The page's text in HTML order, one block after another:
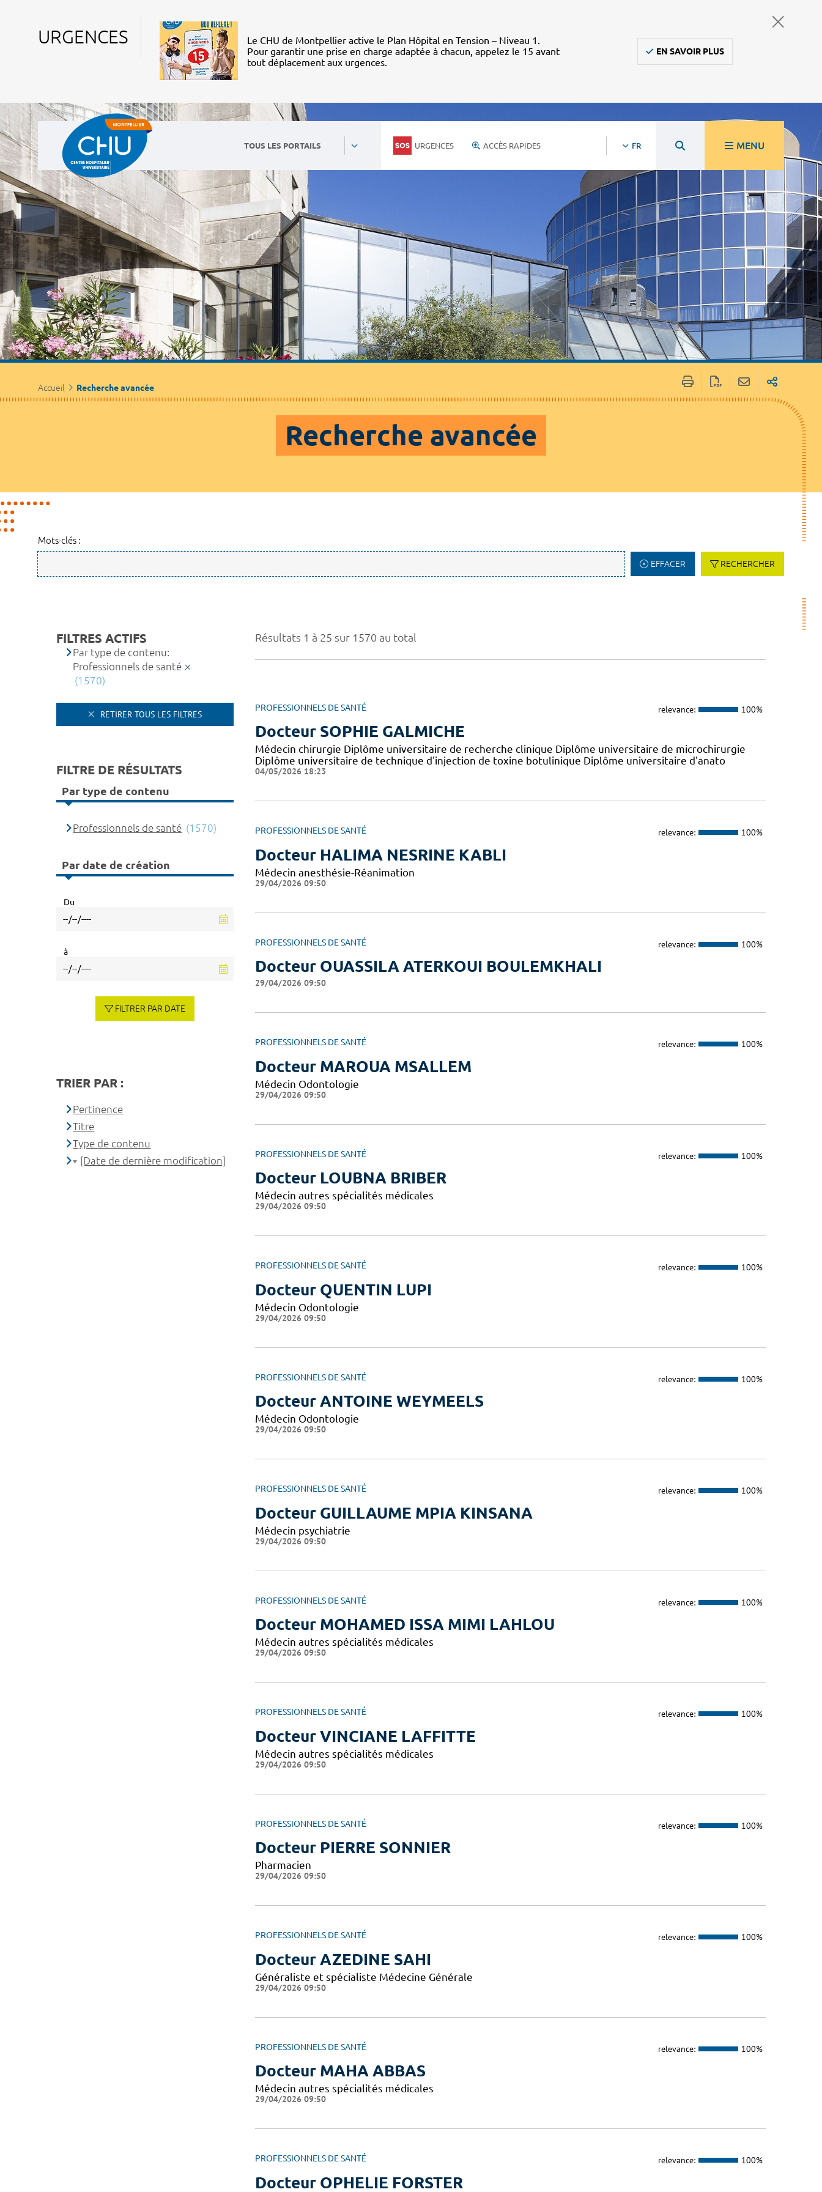
URGENCES
Le CHU de Montpellier active le Plan Hôpital en Tension – Niveau 1.
Pour garantir une prise en charge adaptée à chacun, appelez le 15 avant
tout déplacement aux urgences.
EN SAVOIR PLUS
TOUS LES PORTAILS URGENCES ACCÈS RAPIDES FR MENU
Accueil Recherche avancée
Recherche avancée
Mots-clés :
EFFACER RECHERCHER
Résultats 1 à 25 sur 1570 au total
PROFESSIONNELS DE SANTÉ relevance: 100%
Docteur SOPHIE GALMICHE
Médecin chirurgie Diplôme universitaire de recherche clinique Diplôme universitaire de microchirurgie
Diplôme universitaire de technique d'injection de toxine botulinique Diplôme universitaire d'anato
04/05/2026 18:23
PROFESSIONNELS DE SANTÉ relevance: 100%
Docteur HALIMA NESRINE KABLI
Médecin anesthésie-Réanimation
29/04/2026 09:50
PROFESSIONNELS DE SANTÉ relevance: 100%
Docteur OUASSILA ATERKOUI BOULEMKHALI
29/04/2026 09:50
PROFESSIONNELS DE SANTÉ relevance: 100%
Docteur MAROUA MSALLEM
Médecin Odontologie
29/04/2026 09:50
PROFESSIONNELS DE SANTÉ relevance: 100%
Docteur LOUBNA BRIBER
Médecin autres spécialités médicales
29/04/2026 09:50
PROFESSIONNELS DE SANTÉ relevance: 100%
Docteur QUENTIN LUPI
Médecin Odontologie
29/04/2026 09:50
PROFESSIONNELS DE SANTÉ relevance: 100%
Docteur ANTOINE WEYMEELS
Médecin Odontologie
29/04/2026 09:50
PROFESSIONNELS DE SANTÉ relevance: 100%
Docteur GUILLAUME MPIA KINSANA
Médecin psychiatrie
29/04/2026 09:50
PROFESSIONNELS DE SANTÉ relevance: 100%
Docteur MOHAMED ISSA MIMI LAHLOU
Médecin autres spécialités médicales
29/04/2026 09:50
PROFESSIONNELS DE SANTÉ relevance: 100%
Docteur VINCIANE LAFFITTE
Médecin autres spécialités médicales
29/04/2026 09:50
PROFESSIONNELS DE SANTÉ relevance: 100%
Docteur PIERRE SONNIER
Pharmacien
29/04/2026 09:50
PROFESSIONNELS DE SANTÉ relevance: 100%
Docteur AZEDINE SAHI
Généraliste et spécialiste Médecine Générale
29/04/2026 09:50
PROFESSIONNELS DE SANTÉ relevance: 100%
Docteur MAHA ABBAS
Médecin autres spécialités médicales
29/04/2026 09:50
PROFESSIONNELS DE SANTÉ relevance: 100%
Docteur OPHELIE FORSTER
FILTRES ACTIFS
Par type de contenu:
Professionnels de santé
(1570)
RETIRER TOUS LES FILTRES
FILTRE DE RÉSULTATS
Par type de contenu
Professionnels de santé (1570)
Par date de création
Du
à
FILTRER PAR DATE
TRIER PAR :
Pertinence
Titre
Type de contenu
[Date de dernière modification]